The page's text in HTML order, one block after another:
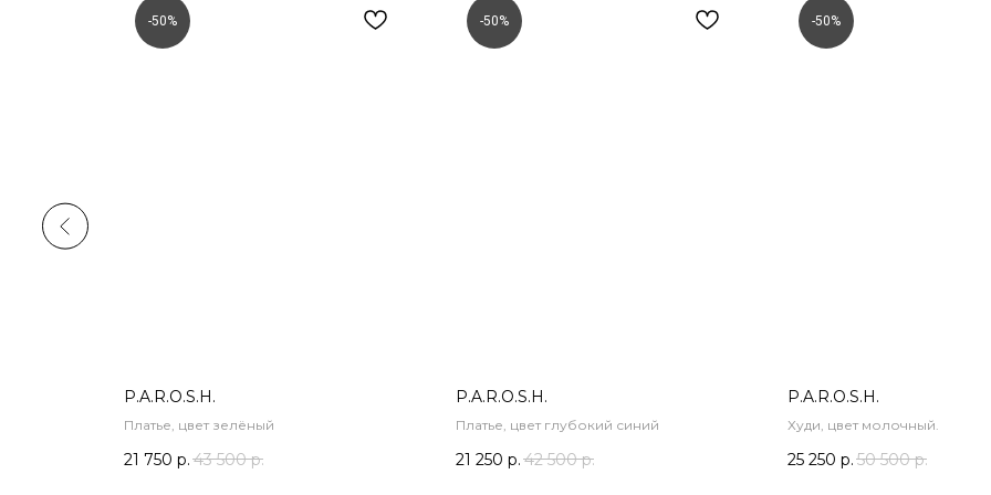
-50%
P.A.R.O.S.H.
Платье, цвет зелёный
21 750 р. 43 500 р.
-50%
P.A.R.O.S.H.
Платье, цвет глубокий синий
21 250 р. 42 500 р.
-50%
P.A.R.O.S.H.
Худи, цвет молочный.
25 250 р. 50 500 р.